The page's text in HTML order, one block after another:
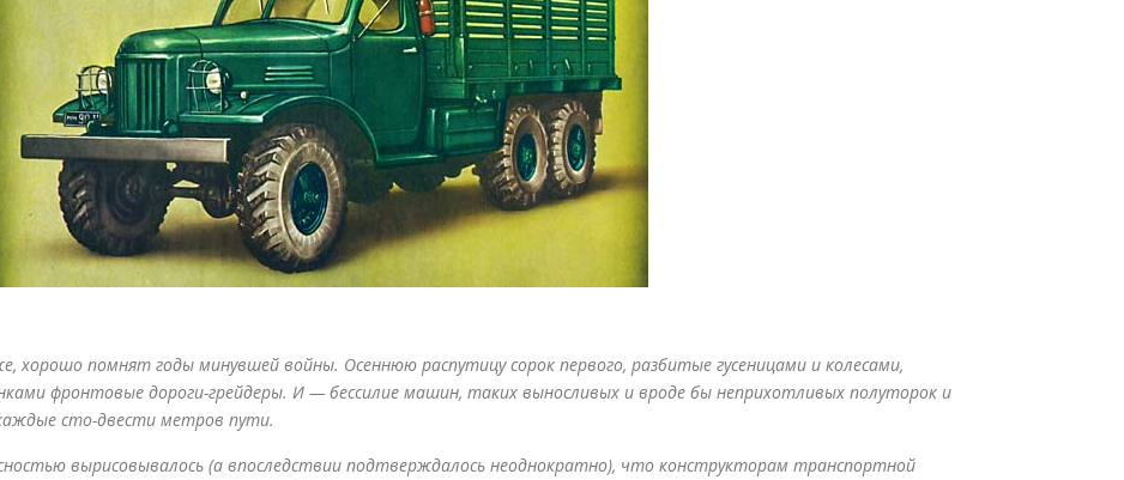
хорошо помнят годы минувшей войны. Осеннюю распутицу сорок первого, разбитые гусеницами и колесами,
фронтовые дороги-грейдеры. И — бессилие машин, таких выносливых и вроде бы неприхотливых полуторок и
сто-двести метров пути.
вырисовывалось (а впоследствии подтверждалось неоднократно), что конструкторам транспортной